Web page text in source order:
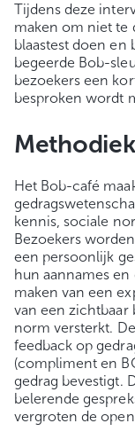
Tijdens deze
maken om niet te
blaastest doen en
begeerde Bob-
bezoekers een
besproken wordt
Methodiek
Het Bob-café
kennis, sociale
Bezoekers
een persoonlijk
hun aannames
maken van een
van een
norm versterkt.
feedback op
(compliment en
gedrag bevestigt.
belerende
vergroten de